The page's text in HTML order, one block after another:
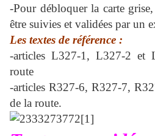
-Pour débloquer la carte
être suivies et validées par un
Les textes de référence :
-articles L327-1, L327-2 et
route
-articles R327-6, R327-7,
de la route.